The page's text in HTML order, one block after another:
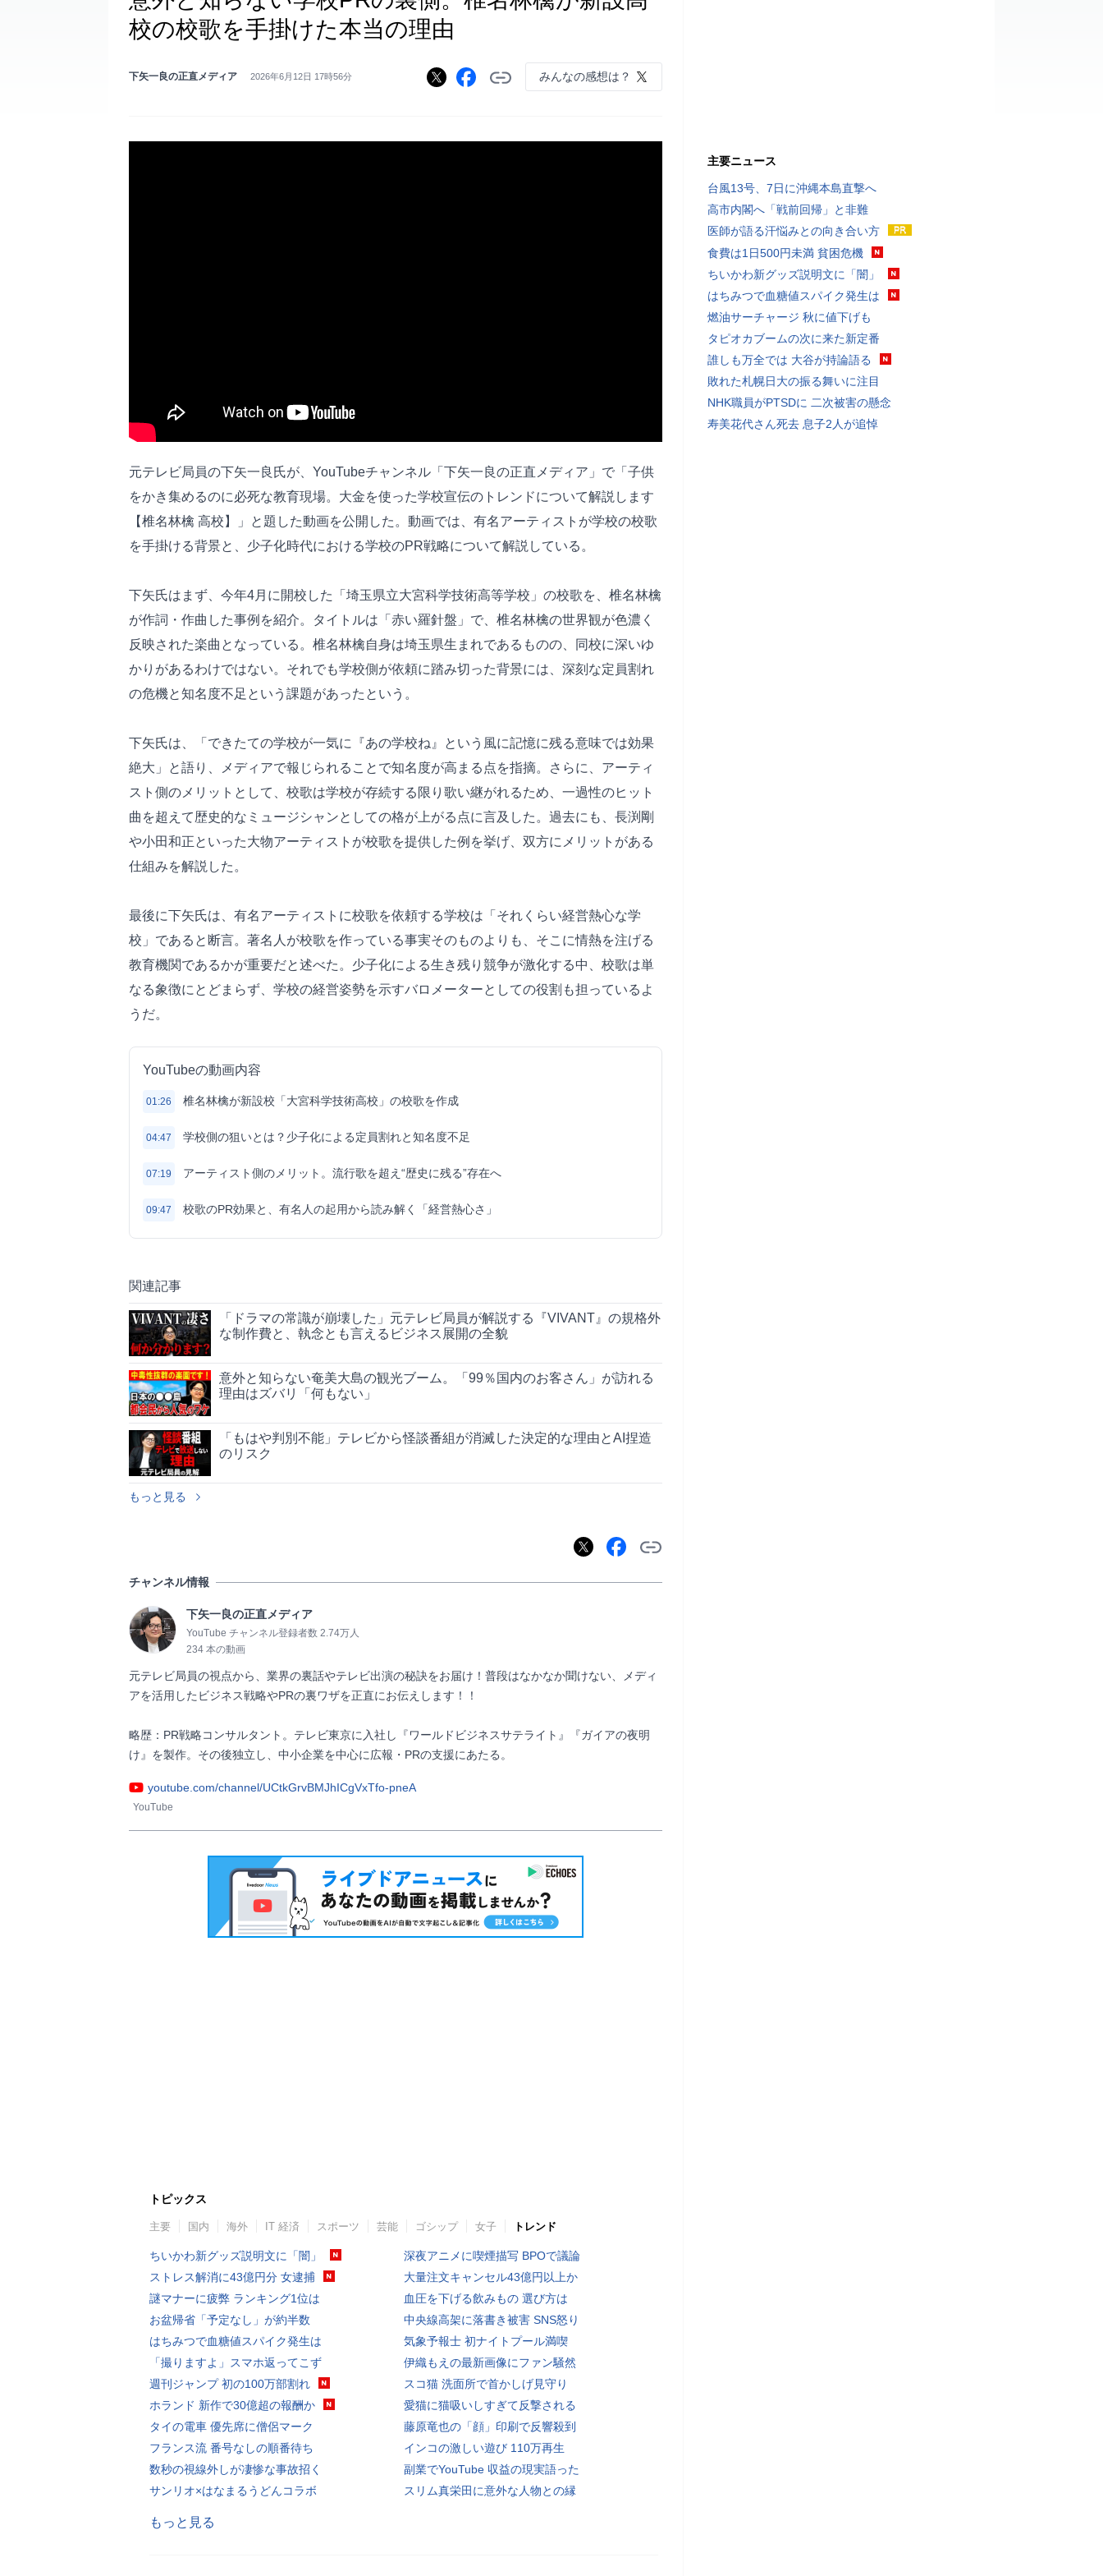
校の校歌を手掛けた本当の理由
下矢一良の正直メディア 2026年6月12日 17時56分 みんなの感想は？
元テレビ局員の下矢一良氏が、YouTubeチャンネル「下矢一良の正直メディア」で「子供
をかき集めるのに必死な教育現場。大金を使った学校宣伝のトレンドについて解説します
【椎名林檎 高校】」と題した動画を公開した。動画では、有名アーティストが学校の校歌
を手掛ける背景と、少子化時代における学校のPR戦略について解説している。
下矢氏はまず、今年4月に開校した「埼玉県立大宮科学技術高等学校」の校歌を、椎名林檎
が作詞・作曲した事例を紹介。タイトルは「赤い羅針盤」で、椎名林檎の世界観が色濃く
反映された楽曲となっている。椎名林檎自身は埼玉県生まれであるものの、同校に深いゆ
かりがあるわけではない。それでも学校側が依頼に踏み切った背景には、深刻な定員割れ
の危機と知名度不足という課題があったという。
下矢氏は、「できたての学校が一気に『あの学校ね』という風に記憶に残る意味では効果
絶大」と語り、メディアで報じられることで知名度が高まる点を指摘。さらに、アーティ
スト側のメリットとして、校歌は学校が存続する限り歌い継がれるため、一過性のヒット
曲を超えて歴史的なミュージシャンとしての格が上がる点に言及した。過去にも、長渕剛
や小田和正といった大物アーティストが校歌を提供した例を挙げ、双方にメリットがある
仕組みを解説した。
最後に下矢氏は、有名アーティストに校歌を依頼する学校は「それくらい経営熱心な学
校」であると断言。著名人が校歌を作っている事実そのものよりも、そこに情熱を注げる
教育機関であるかが重要だと述べた。少子化による生き残り競争が激化する中、校歌は単
なる象徴にとどまらず、学校の経営姿勢を示すバロメーターとしての役割も担っているよ
うだ。
YouTubeの動画内容
01:26 椎名林檎が新設校「大宮科学技術高校」の校歌を作成
04:47 学校側の狙いとは？少子化による定員割れと知名度不足
07:19 アーティスト側のメリット。流行歌を超え“歴史に残る”存在へ
09:47 校歌のPR効果と、有名人の起用から読み解く「経営熱心さ」
関連記事
「ドラマの常識が崩壊した」元テレビ局員が解説する『VIVANT』の規格外
な制作費と、執念とも言えるビジネス展開の全貌
意外と知らない奄美大島の観光ブーム。「99％国内のお客さん」が訪れる
理由はズバリ「何もない」
「もはや判別不能」テレビから怪談番組が消滅した決定的な理由とAI捏造
のリスク
もっと見る
チャンネル情報
下矢一良の正直メディア
YouTube チャンネル登録者数 2.74万人
234 本の動画
元テレビ局員の視点から、業界の裏話やテレビ出演の秘訣をお届け！普段はなかなか聞けない、メディ
アを活用したビジネス戦略やPRの裏ワザを正直にお伝えします！！
略歴：PR戦略コンサルタント。テレビ東京に入社し『ワールドビジネスサテライト』『ガイアの夜明
け』を製作。その後独立し、中小企業を中心に広報・PRの支援にあたる。
youtube.com/channel/UCtkGrvBMJhICgVxTfo-pneA
YouTube
トピックス
主要 国内 海外 IT 経済 スポーツ 芸能 ゴシップ 女子 トレンド
ちいかわ新グッズ説明文に「闇」
ストレス解消に43億円分 女逮捕
謎マナーに疲弊 ランキング1位は
お盆帰省「予定なし」が約半数
はちみつで血糖値スパイク発生は
「撮りますよ」スマホ返ってこず
週刊ジャンプ 初の100万部割れ
ホランド 新作で30億超の報酬か
タイの電車 優先席に僧侶マーク
フランス流 番号なしの順番待ち
数秒の視線外しが凄惨な事故招く
サンリオ×はなまるうどんコラボ
深夜アニメに喫煙描写 BPOで議論
大量注文キャンセル43億円以上か
血圧を下げる飲みもの 選び方は
中央線高架に落書き被害 SNS怒り
気象予報士 初ナイトプール満喫
伊織もえの最新画像にファン騒然
スコ猫 洗面所で首かしげ見守り
愛猫に猫吸いしすぎて反撃される
藤原竜也の「顔」印刷で反響殺到
インコの激しい遊び 110万再生
副業でYouTube 収益の現実語った
スリム真栄田に意外な人物との縁
もっと見る
主要ニュース
台風13号、7日に沖縄本島直撃へ
高市内閣へ「戦前回帰」と非難
医師が語る汗悩みとの向き合い方
食費は1日500円未満 貧困危機
ちいかわ新グッズ説明文に「闇」
はちみつで血糖値スパイク発生は
燃油サーチャージ 秋に値下げも
タピオカブームの次に来た新定番
誰しも万全では 大谷が持論語る
敗れた札幌日大の振る舞いに注目
NHK職員がPTSDに 二次被害の懸念
寿美花代さん死去 息子2人が追悼